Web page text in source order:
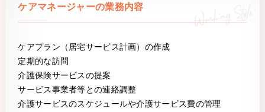
ケアマネージャーの業務内容
ケアプラン（居宅サービス計画）の作成
定期的な訪問
介護保険サービスの提案
サービス事業者等との連絡調整
介護サービスのスケジュールや介護サービス費の管理